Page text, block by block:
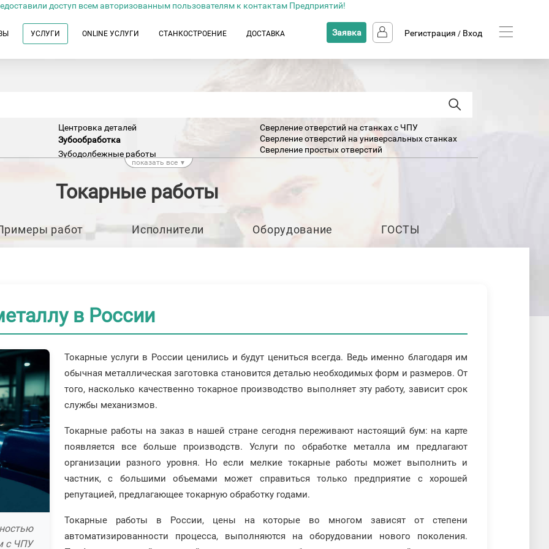
доступ всем авторизованным пользователям к контактам Предприятий!
УСЛУГИ ONLINE УСЛУГИ СТАНКОСТРОЕНИЕ ДОСТАВКА Заявка Регистрация / Вход
Центровка деталей
Зубообработка
Зубодолбежные работы
Зубозакругляющая обработка
Зуборезные работы
Зубострогальная обработка
Сверление металла
Вертикально-сверлильная обработка
Сверление глухих отверстий
Сверление металлических листов
Сверление отверстий большого диаметра
Сверление отверстий на станках с ЧПУ
Сверление отверстий на универсальных станках
Сверление простых отверстий
Сверление сквозных отверстий
Ультразвуковое сверление
Токарная обработка металлов разных типов
Токарная обработка латуни
Токарно-револьверная обработка
Токарно-фрезерная обработка
показать все ▼
Токарные работы
работ Исполнители Оборудование ГОСТЫ
в России
с ЧПУ
Токарные услуги в России ценились и будут цениться всегда. Ведь именно благодаря им
обычная металлическая заготовка становится деталью необходимых форм и размеров. От
того, насколько качественно токарное производство выполняет эту работу, зависит срок
службы механизмов.
Токарные работы на заказ в нашей стране сегодня переживают настоящий бум: на карте
появляется все больше производств. Услуги по обработке металла им предлагают
организации разного уровня. Но если мелкие токарные работы может выполнить и
частник, с большими объемами может справиться только предприятие с хорошей
репутацией, предлагающее токарную обработку годами.
Токарные работы в России, цены на которые во многом зависят от степени
автоматизированности процесса, выполняются на оборудовании нового поколения.